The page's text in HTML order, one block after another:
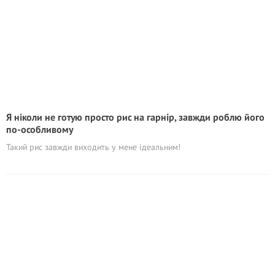
Я ніколи не готую просто рис на гарнір, завжди роблю його
по-особливому
Такий рис завжди виходить у мене ідеальним!